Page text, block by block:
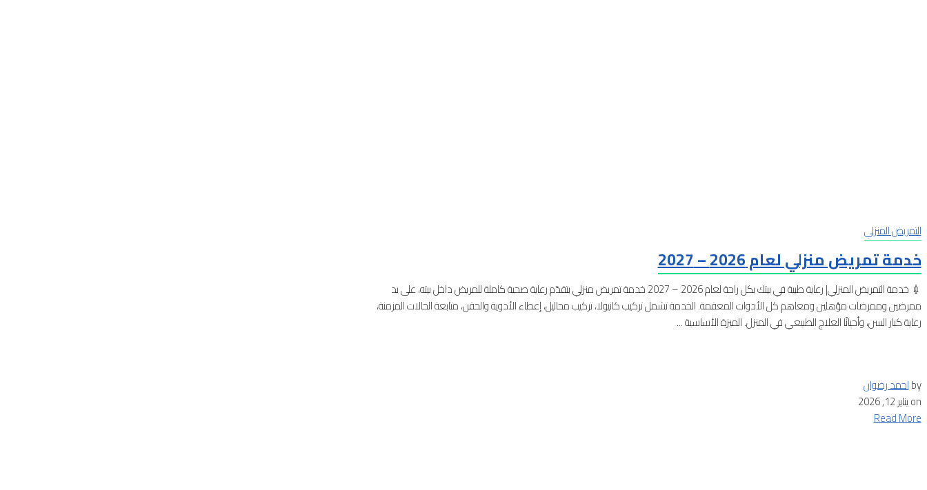
التمريض المنزلي
خدمة تمريض منزلي لعام 2026 – 2027
💉 خدمة التمريض المنزلي| رعاية طبية في بيتك بكل راحة لعام 2026 – 2027 خدمة تمريض منزلي بتقدّم رعاية صحية كاملة للمريض داخل بيته، على يد
ممرضين وممرضات مؤهلين ومعاهم كل الأدوات المعقمة. الخدمة تشمل تركيب كانيولا، تركيب محاليل، إعطاء الأدوية والحقن، متابعة الحالات المزمنة،
رعاية كبار السن، وأحيانًا العلاج الطبيعي في المنزل. الميزة الأساسية ...
byاحمد رضوان
onيناير 12, 2026
Read More